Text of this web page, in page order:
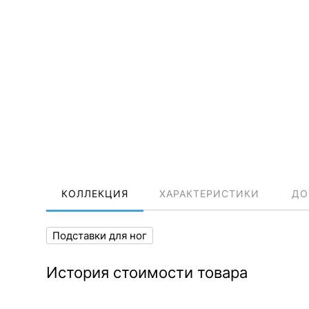
КОЛЛЕКЦИЯ ХАРАКТЕРИСТИКИ
Подставки для ног
История стоимости товара